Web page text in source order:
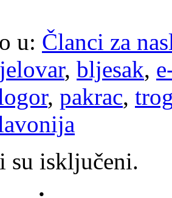
u: Članci za
, bljesak,
, pakrac,
su isključeni.